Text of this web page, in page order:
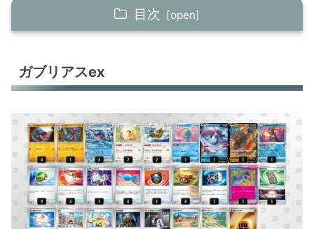
目次
古代バレット
古代バレット
古代バレット
タケルライコex
タケルライコex
ガブリアスex